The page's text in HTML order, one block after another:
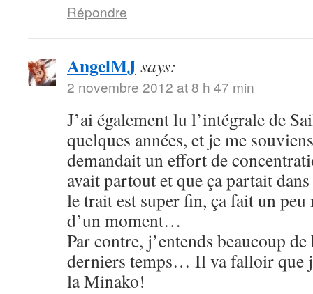
Répondre
AngelMJsays:
2 novembre 2012 at 8 h 47 min
J’ai également lu l’intégrale de
quelques années, et je me
demandait un effort de
avait partout et que ça partait
le trait est super fin, ça fait un
d’un moment…
Par contre, j’entends beaucoup
derniers temps… Il va falloir que
la Minako!